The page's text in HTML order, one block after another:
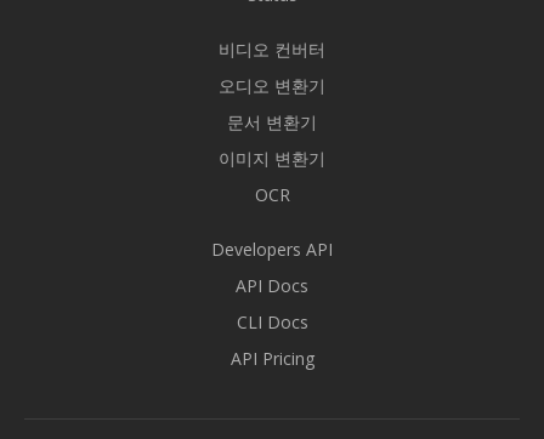
비디오 컨버터
오디오 변환기
문서 변환기
이미지 변환기
OCR
Developers API
API Docs
CLI Docs
API Pricing